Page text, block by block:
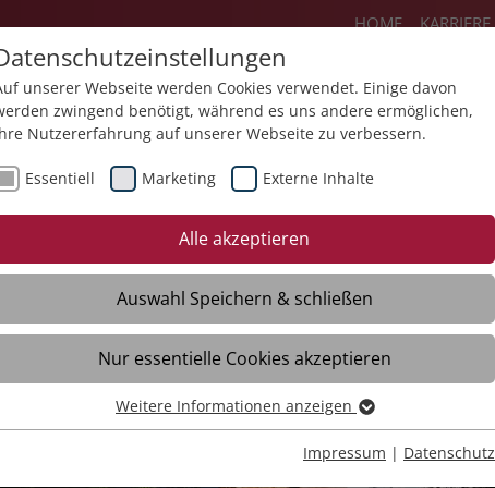
HOME KARRIERE
Angebote Über uns Aktuelles
unserer Webseite werden Cookies verwendet. Einige davon
zwingend benötigt, während es uns andere ermöglichen,
Nutzererfahrung auf unserer Webseite zu verbessern.
Essentiell Marketing Externe Inhalte
Alle akzeptieren
Auswahl Speichern & schließen
Nur essentielle Cookies akzeptieren
Essentielle Cookies werden für grundlegende Funktionen der
Weitere Informationen anzeigen
Impressum | Datenschutz